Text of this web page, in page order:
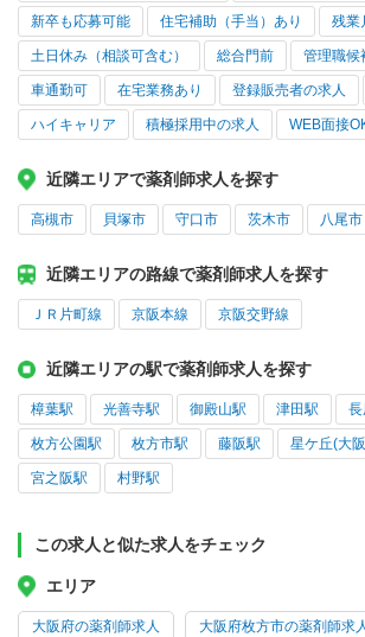
新卒も応募可能 住宅補助（手当）あり 残業
土日休み（相談可含む） 総合門前 管理職候
車通勤可 在宅業務あり 登録販売者の求人
ハイキャリア 積極採用中の求人 WEB面接
近隣エリアで薬剤師求人を探す
高槻市 貝塚市 守口市 茨木市 八尾市
近隣エリアの路線で薬剤師求人を探す
ＪＲ片町線 京阪本線 京阪交野線
近隣エリアの駅で薬剤師求人を探す
樟葉駅 光善寺駅 御殿山駅 津田駅 長
枚方公園駅 枚方市駅 藤阪駅 星ケ丘(大
宮之阪駅 村野駅
この求人と似た求人をチェック
エリア
大阪府の薬剤師求人 大阪府枚方市の薬剤師求